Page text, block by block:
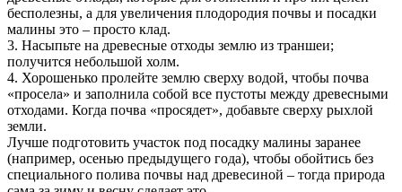
бесполезны, а для увеличения плодородия почвы и посадки
малины это – просто клад.
3. Насыпьте на древесные отходы землю из траншеи;
получится небольшой холм.
4. Хорошенько пролейте землю сверху водой, чтобы почва
«просела» и заполнила собой все пустоты между древесными
отходами. Когда почва «просядет», добавьте сверху рыхлой
земли.
Лучше подготовить участок под посадку малины заранее
(например, осенью предыдущего года), чтобы обойтись без
специального полива почвы над древесиной – тогда природа